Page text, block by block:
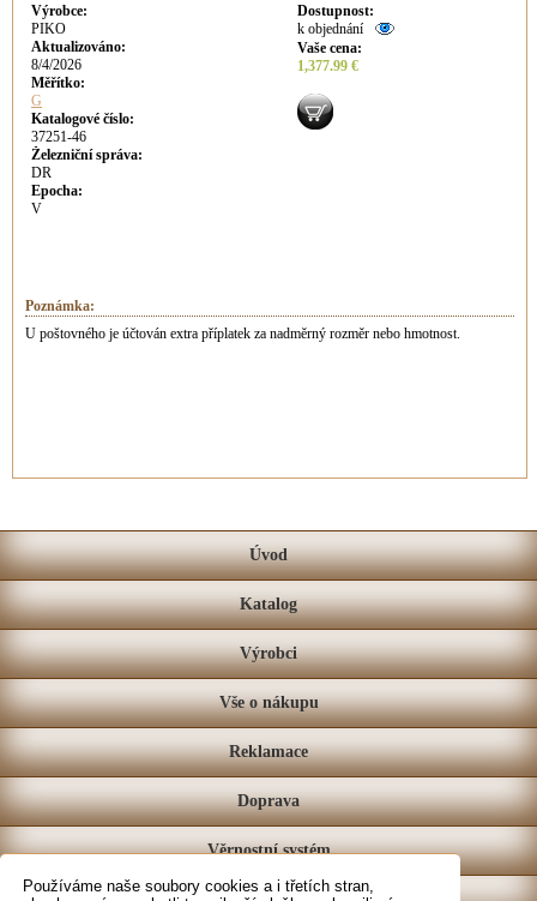
Používáme naše soubory cookies a i třetích stran,
Výrobce:
PIKO
Aktualizováno:
8/4/2026
Měřítko:
G
Katalogové číslo:
37251-46
Železniční správa:
DR
Epocha:
V
Dostupnost:
k objednání
Vaše cena:
1,377.99 €
Poznámka:
U poštovného je účtován extra příplatek za nadměrný rozměr nebo hmotnost.
Úvod
Katalog
Výrobci
Vše o nákupu
Reklamace
Doprava
Věrnostní systém